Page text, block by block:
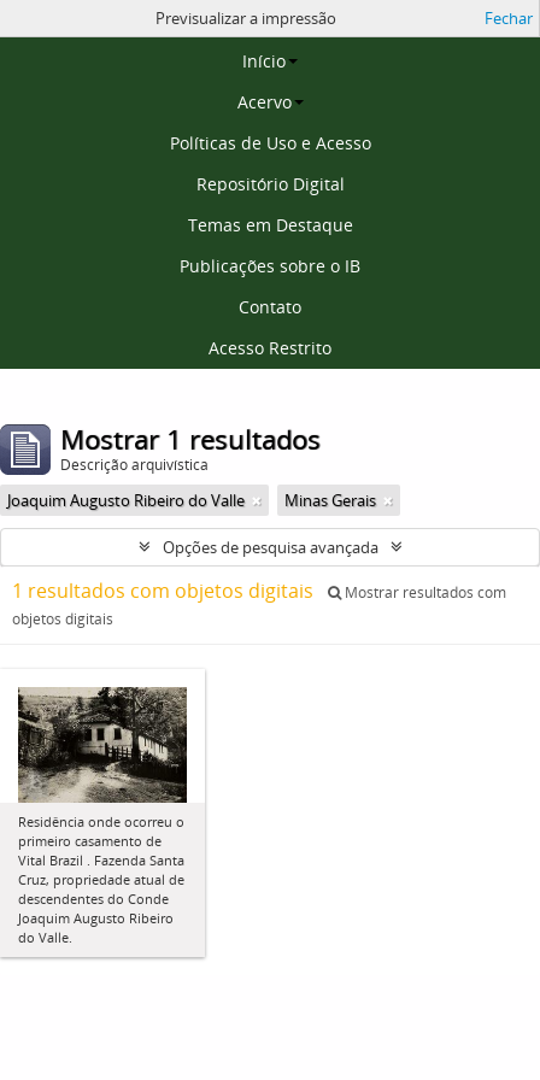
Página inicial
Início
Acervo
Políticas de Uso e Acesso
Repositório Digital
Temas em Destaque
Publicações sobre o IB
Contato
Acesso Restrito
Previsualizar a impressão Fechar
Mostrar 1 resultados
Descrição arquivística
Joaquim Augusto Ribeiro do Valle Minas Gerais
Opções de pesquisa avançada
1 resultados com objetos digitais
Mostrar resultados com
objetos digitais
Residência onde ocorreu o
primeiro casamento de
Vital Brazil . Fazenda Santa
Cruz, propriedade atual de
descendentes do Conde
Joaquim Augusto Ribeiro
do Valle.